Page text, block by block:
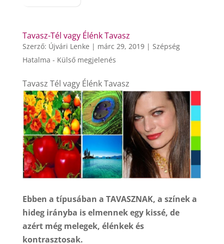
Tavasz-Tél vagy Élénk Tavasz
Szerző: Újvári Lenke | márc 29, 2019| Szépség
Hatalma - Külső megjelenés
Tavasz Tél vagy Élénk Tavasz
Ebben a típusában a TAVASZNAK, a színek a
hideg irányba is elmennek egy kissé, de
azért még melegek, élénkek és
kontrasztosak.